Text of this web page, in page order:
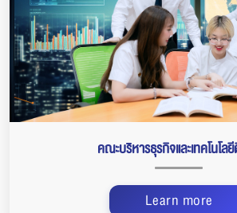
คณะบริหารธุรกิจและเทคโนโล
Learn more